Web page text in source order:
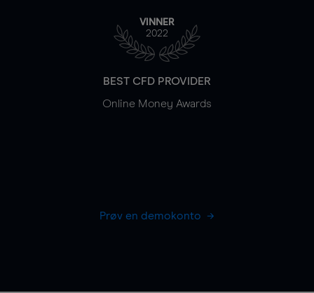
VINNER
2022
BEST CFD PROVIDER
Online Money Awards
Prøv en demokonto